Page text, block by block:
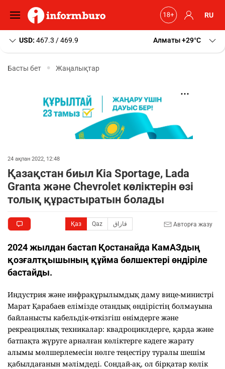
RU
USD: 467.3 / 469.9 Алматы+29 C
Басты бет Жаңалықтар
24 ақпан 2022, 12:48
Қазақстан биыл Kia Sportage, Lada
Granta және Chevrolet көліктерін өзі
толық құрастыратын болады
Қаз Qaz قازاق Авторға жазу
2024 жылдан бастап Қостанайда КамАЗдың
қозғалтқышының құйма бөлшектері өндіріле
бастайды.
Индустрия және инфрақұрылымдық даму вице-министрі
Марат Қарабаев елімізде отандық өндірістің болмауына
байланысты кабельдік-өткізгіш өнімдерге және
рекреациялық техникалар: квадроциклдерге, қарда және
батпақта жүруге арналған көліктерге кәдеге жарату
алымы мөлшерлемесін нөлге теңестіру туралы шешім
қабылдағанын мәлімдеді. Сондай-ақ, ол бірқатар көлік